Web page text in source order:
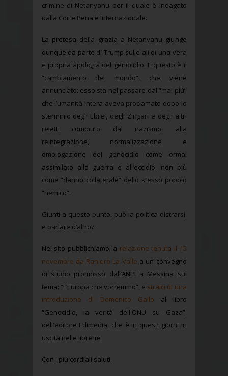
crimine di Netanyahu per il quale è indagato
dalla Corte Penale Internazionale.
La pretesa della grazia a Netanyahu giunge
dunque da parte di Trump sulle ali di una vera
e propria apologia del genocidio. E questo è il
“cambiamento del mondo”, che viene
annunciato: esso sta nel passare dal “mai più”
che l’umanità intera aveva proclamato dopo lo
sterminio degli Ebrei, degli Zingari e degli altri
reietti compiuto dal nazismo, alla
reintegrazione, normalizzazione e
omologazione del genocidio come ormai
assimilato alla guerra e all’eccidio, non più
come “danno collaterale” dello stesso popolo
“nemico”.
Giunti a questo punto, può la politica distrarsi,
e parlare d’altro?
Nel sito pubblichiamo la relazione tenuta il 15
novembre da Raniero La Valle a un convegno
di studio promosso dall’ANPI a Messina sul
tema: “L’Europa che vorremmo”, e stralci di una
introduzione di Domenico Gallo al libro
“Genocidio, la verità dell'ONU su Gaza”,
dell'editore Edimedia, che è in questi giorni in
uscita nelle librerie.
Con i più cordiali saluti,